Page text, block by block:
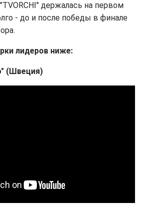
держалась на первом
- до и после победы в финале
лидеров ниже:
(Швеция)